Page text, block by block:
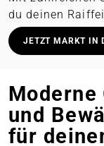
du deinen
Lieferung in
Persönliche
Online
JETZT MARKT IN
Moderne
und
für